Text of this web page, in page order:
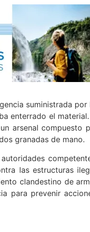
suministrada
enterrado el
arsenal compuesto
granadas de mano.
las estructuras
clandestino de
para prevenir